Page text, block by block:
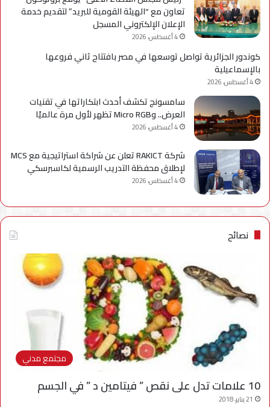
تعاون مع “الهيئة القومية للبريد” لتقديم خدمة
الإعلان الإلكتروني المسجل
4 أغسطس، 2026
كوندور الجزائرية تواصل توسعها في مصر بافتتاح ثاني فروعها
بالإسماعيلية
4 أغسطس، 2026
سامسونج تكشف أحدث ابتكاراتها في تقنيات
العرض.. وMicro RGB تظهر لأول مرة عالميًا
4 أغسطس، 2026
شركة RAKICT تعلن عن شراكة استراتيجية مع MCS
لإطلاق محفظة التدريب الرسمية لكاسبرسكي
4 أغسطس، 2026
نصائح
مجتمع مدني
10 علامات تدل على نقص ” فيتامين د ” في الجسم
21 يناير، 2018